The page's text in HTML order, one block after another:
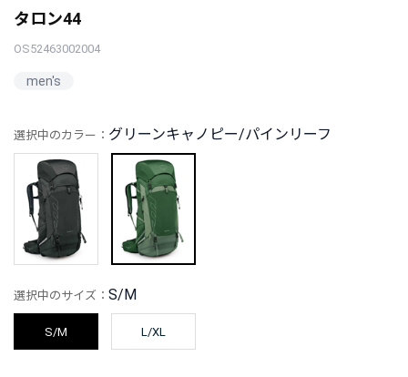
タロン44
OS52463002004
men's
選択中のカラー： グリーンキャノピー/パインリーフ
選択中のサイズ： S/M
S/M L/XL